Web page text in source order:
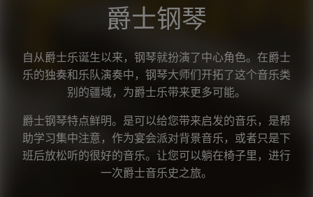
爵士钢琴
自从爵士乐诞生以来，钢琴就扮演了中心角色。在爵士
乐的独奏和乐队演奏中，钢琴大师们开拓了这个音乐类
别的疆域，为爵士乐带来更多可能。
爵士钢琴特点鲜明。是可以给您带来启发的音乐，是帮
助学习集中注意，作为宴会派对背景音乐，或者只是下
班后放松听的很好的音乐。让您可以躺在椅子里，进行
一次爵士音乐史之旅。
Facebook
Twitter